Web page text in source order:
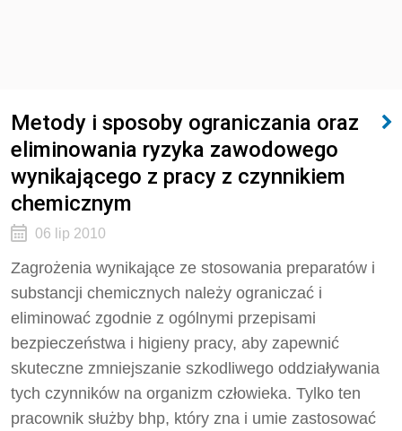
Metody i sposoby ograniczania oraz
eliminowania ryzyka zawodowego
wynikającego z pracy z czynnikiem
chemicznym
06 lip 2010
Zagrożenia wynikające ze stosowania preparatów i
substancji chemicznych należy ograniczać i
eliminować zgodnie z ogólnymi przepisami
bezpieczeństwa i higieny pracy, aby zapewnić
skuteczne zmniejszanie szkodliwego oddziaływania
tych czynników na organizm człowieka. Tylko ten
pracownik służby bhp, który zna i umie zastosować